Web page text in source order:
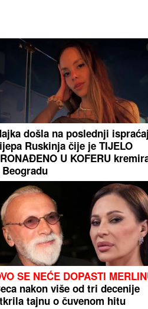
došla na poslednji
Ruskinja čije je TIJELO
U KOFERU
Beogradu
SE NEĆE DOPASTI
nakon više od tri decenije
tajnu o čuvenom hitu